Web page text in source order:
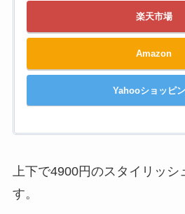
楽天市場
Amazon
Yahooショッピ
上下で4900円のスタイリッシ
す。